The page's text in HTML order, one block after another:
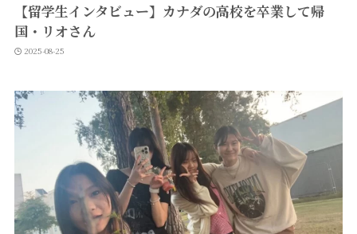
【留学生インタビュー】カナダの高校を卒業して帰
国・リオさん
2025-08-25